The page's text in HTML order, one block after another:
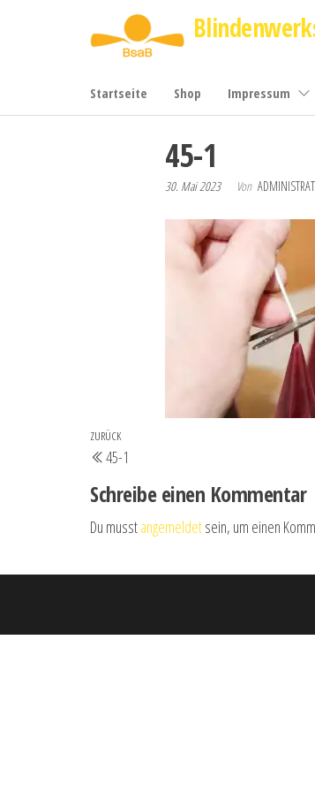
Startseite Shop Impressum
45-1
30. Mai 2023 Von
Beitrags-
Navigation
Vorheriger
Beitrag
ZURÜCK
45-1
Schreibe einen Kommentar
Du musstangemeldetsein, um einen